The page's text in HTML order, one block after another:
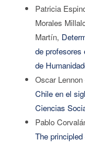
Patricia
Morales
Martín,
de
de
Oscar Lennon
Chile en el
Ciencias
Pablo
The